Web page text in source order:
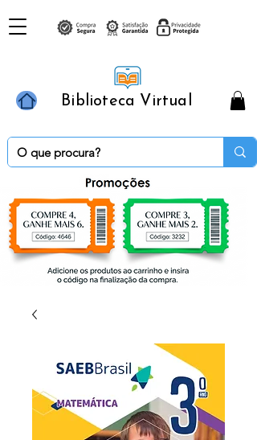
Biblioteca Virtual